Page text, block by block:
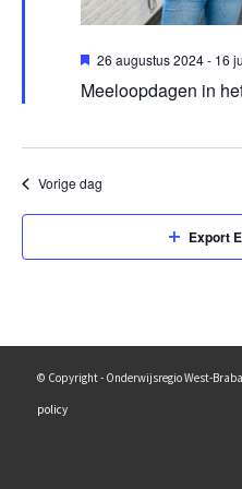
Uitgelicht
26 augustus 2024- 16
Meeloopdagen in
Vorige dag
Export
© Copyright - Onderwijsregio West-
policy